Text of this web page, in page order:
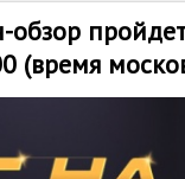
(время